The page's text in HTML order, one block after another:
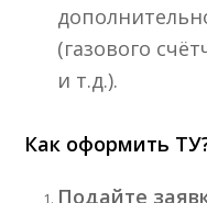
(газового
и т.д.).
Как оформить
Подайте